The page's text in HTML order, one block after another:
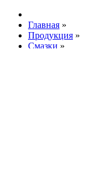
Главная »
Продукция »
Смазки »